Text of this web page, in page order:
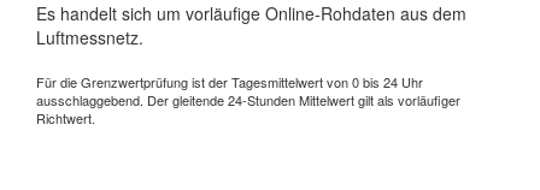
Es handelt sich um vorläufige Online-Rohdaten aus dem
Luftmessnetz.
Für die Grenzwertprüfung ist der Tagesmittelwert von 0 bis 24 Uhr
ausschlaggebend. Der gleitende 24-Stunden Mittelwert gilt als vorläufiger
Richtwert.